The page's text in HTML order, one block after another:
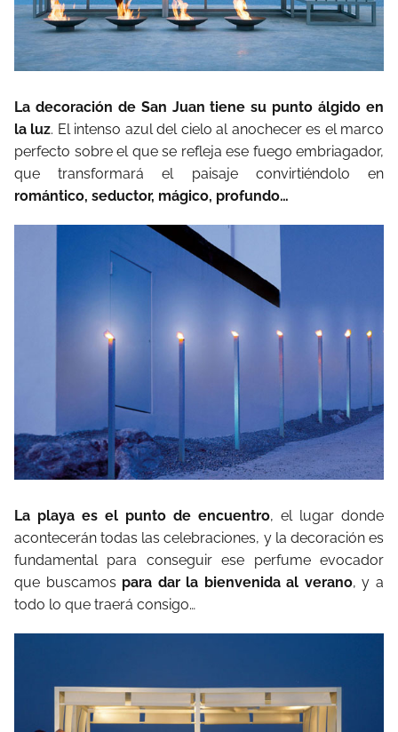
La decoración de San Juan tiene su punto álgido en
la luz. El intenso azul del cielo al anochecer es el marco
perfecto sobre el que se refleja ese fuego embriagador,
que transformará el paisaje convirtiéndolo en
romántico, seductor, mágico, profundo…
La playa es el punto de encuentro, el lugar donde
acontecerán todas las celebraciones, y la decoración es
fundamental para conseguir ese perfume evocador
que buscamos para dar la bienvenida al verano, y a
todo lo que traerá consigo…